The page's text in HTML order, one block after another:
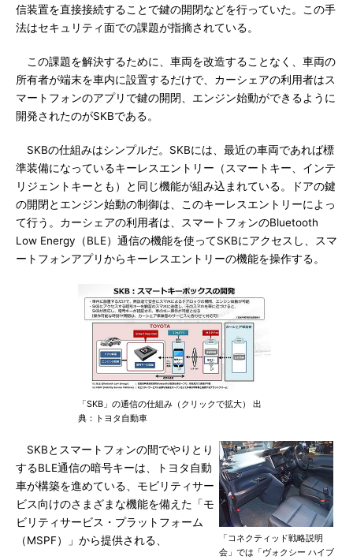
信装置を直接接続することで鍵の開閉などを行っていた。この手
法はセキュリティ面での課題が指摘されている。
この課題を解決するために、車両を改造することなく、車両の
所有者が端末を車内に設置するだけで、カーシェアの利用者はス
マートフォンのアプリで鍵の開閉、エンジン始動ができるように
開発されたのがSKBである。
SKBの仕組みはシンプルだ。SKBには、最近の車両であれば標
準装備になっているキーレスエントリー（スマートキー、インテ
リジェントキーとも）と同じ機能が組み込まれている。ドアの鍵
の開閉とエンジン始動の制御は、このキーレスエントリーによっ
て行う。カーシェアの利用者は、スマートフォンのBluetooth
Low Energy（BLE）通信の機能を使ってSKBにアクセスし、スマ
ートフォンアプリからキーレスエントリーの機能を操作する。
「SKB」の通信の仕組み（クリックで拡大） 出
典：トヨタ自動車
「コネクティッド戦略説明
会」では「ヴォクシー ハイブ
SKBとスマートフォンの間でやりとり
するBLE通信の暗号キーは、トヨタ自動
車が構築を進めている、モビリティサー
ビス向けのさまざまな機能を備えた「モ
ビリティサービス・プラットフォーム
（MSPF）」から提供される、